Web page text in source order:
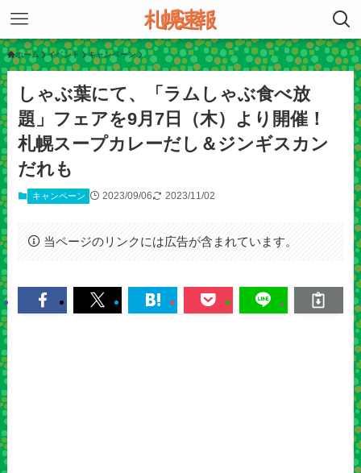
ホーム イベント キャンペーン
しゃぶ葉にて、「ラムしゃぶ食べ放
題」フェアを9月7日（木）より開催！
札幌スープカレーだし＆ジンギスカン
だれも
キャンペーン 2023/09/06 2023/11/02
当ページのリンクには広告が含まれています。